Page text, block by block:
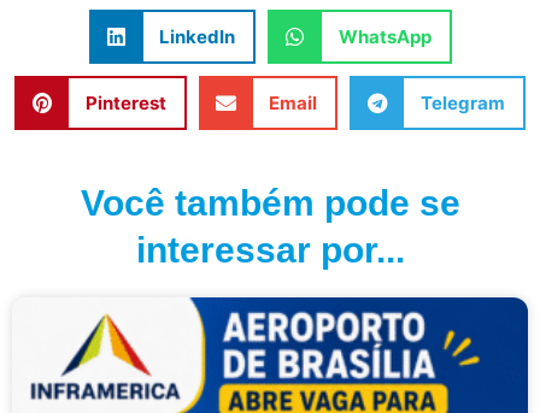
LinkedIn WhatsApp
Pinterest Email Telegram
Você também pode se
interessar por...